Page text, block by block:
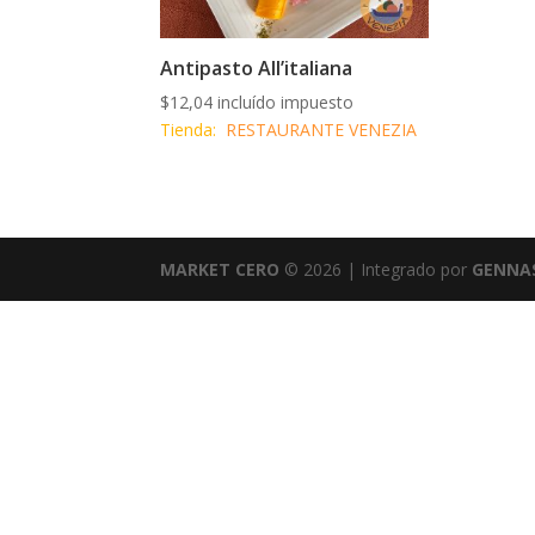
Antipasto All’italiana
$12,04 incluído impuesto
Tienda: RESTAURANTE VENEZIA
MARKET CERO © 2026 | Integrado por